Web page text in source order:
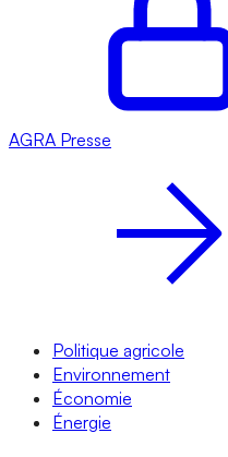
AGRA Presse
Politique agricole
Environnement
Économie
Énergie